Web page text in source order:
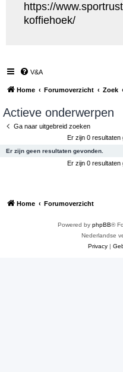
https://
koffiehoek/
V&A
Home Forumoverzicht Zoek
Actieve onderwerpen
Ga naar uitgebreid zoeken
Er zijn 0 resultaten
Er zijn geen resultaten gevonden.
Er zijn 0 resultaten
Home Forumoverzicht
Powered by phpBB®
Nederlandse
Privacy |